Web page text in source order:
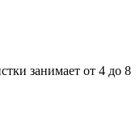
занимает от 4 до 8